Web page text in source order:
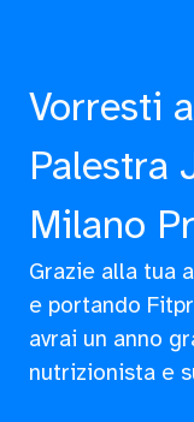
Vorresti
Palestra
Milano
Grazie alla tua
e portando
avrai un anno
nutrizionista e